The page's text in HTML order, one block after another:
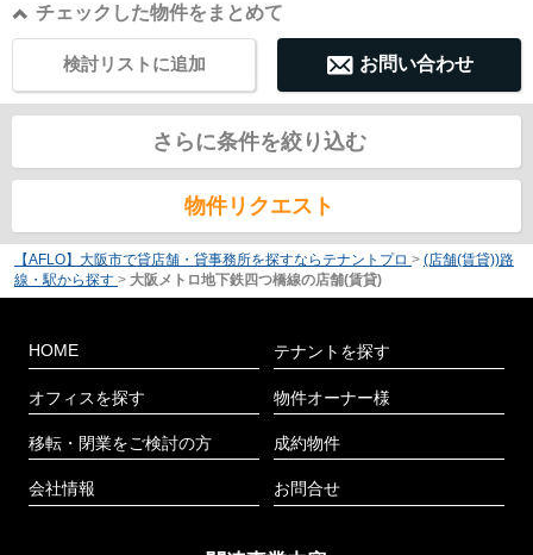
チェックした物件をまとめて
お問い合わせ
検討リストに追加
さらに条件を絞り込む
物件リクエスト
【AFLO】大阪市で貸店舗・貸事務所を探すならテナントプロ > (店舗(賃貸))路
線・駅から探す > 大阪メトロ地下鉄四つ橋線の店舗(賃貸)
HOME
オフィスを探す
移転・閉業をご検討の方
会社情報
テナントを探す
物件オーナー様
成約物件
お問合せ